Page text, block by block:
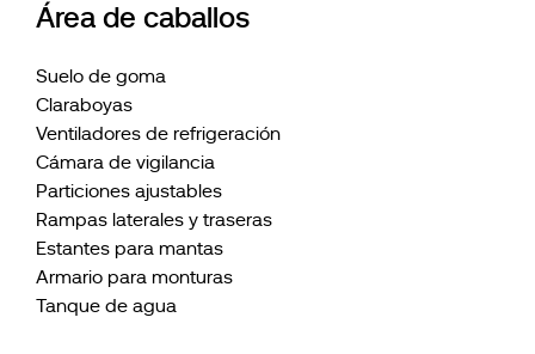
Área de caballos
Suelo de goma
Claraboyas
Ventiladores de refrigeración
Cámara de vigilancia
Particiones ajustables
Rampas laterales y traseras
Estantes para mantas
Armario para monturas
Tanque de agua